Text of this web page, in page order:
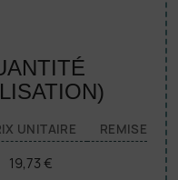
UNITAIRE REMISE
19,73 €